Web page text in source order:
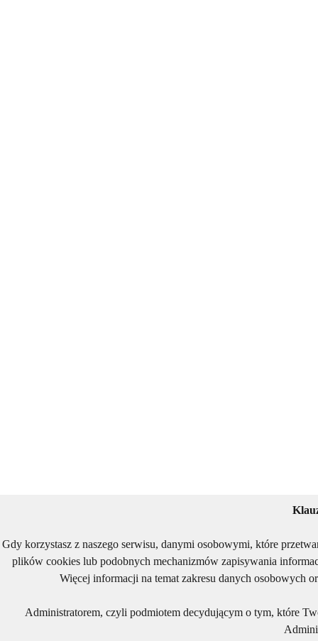
Gdy korzystasz z naszego serwisu, danymi osobowymi, które
plików cookies lub podobnych mechanizmów zapisywania
Więcej informacji na temat zakresu danych osobowych
Administratorem, czyli podmiotem decydującym o tym, które